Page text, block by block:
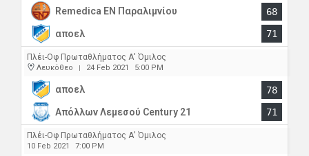
Remedica ΕΝ Παραλιμνίου
68
αποελ
71
Πλέι-Οφ Πρωταθλήματος Α' Όμιλος
Λευκόθεο 24 Feb 2021 5:00 PM
αποελ
78
Απόλλων Λεμεσού Century 21
71
Πλέι-Οφ Πρωταθλήματος Α' Όμιλος
10 Feb 2021 7:00 PM